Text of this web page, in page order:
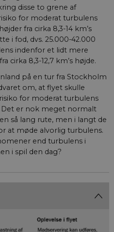
disse to grene af
for moderat turbulens
fra cirka 8,3-14 km’s
i fod, dvs. 25.000-42.000
indenfor et lidt mere
cirka 8,3-12,7 km’s højde.
på en tur fra Stockholm
om, at flyet skulle
for moderat turbulens
Det er nok meget normalt
så lang rute, men i langt de
at møde alvorlig turbulens.
end turbulens i
i spil den dag?